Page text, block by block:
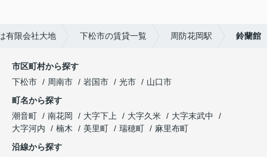
有限会社大地 下松市の賃貸一覧 周防花岡駅 鈴蘭館
市区町村から探す
下松市
周南市 岩国市 光市
山口市
町名から探す
潮音町
南花岡 大字下上 大字久米
大字末武中
大字河内
楠木 美里町 瑞穂町
麻里布町
沿線から探す